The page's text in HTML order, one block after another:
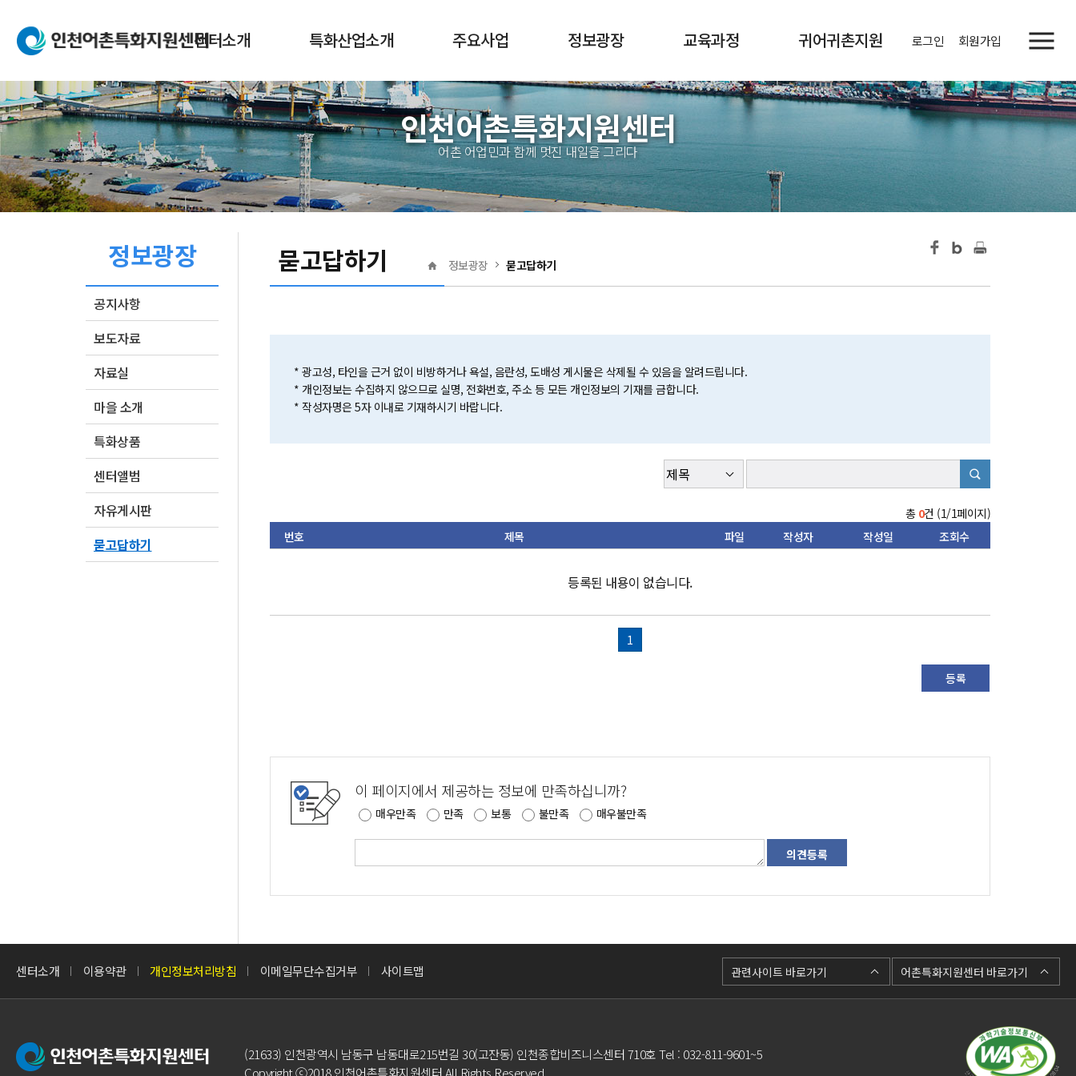
센터소개
인사말
설립목적
센터업무
조직도
오시는길
특화산업소개
어촌특화산업이란?
어촌특화산업 지원정책
어촌특화지원센터
주요사업
어촌특화지원
역량강화
어촌특화상품 활성화
어촌발전 정책지원
정보광장
공지사항
보도자료
자료실
마을 소개
특화상품
묻고답하기
교육과정
교육정보
수강현황
수료증발급
귀어귀촌지원
사업소개
귀어소식
자주묻는질문
로그인 회원가입
전체메뉴
인천어촌특화지원센터
어촌 어업민과 함께 멋진 내일을 그리다
정보광장
공지사항
보도자료
자료실
마을 소개
특화상품
센터앨범
자유게시판
묻고답하기
페이스북네이버블로그
인쇄 묻고답하기 정보광장 묻고답하기
* 광고성, 타인을 근거 없이 비방하거나 욕설, 음란성, 도배성 게시물은 삭제될 수 있음을 알려드립니다.
* 개인정보는 수집하지 않으므로 실명, 전화번호, 주소 등 모든 개인정보의 기재를 금합니다.
* 작성자명은 5자 이내로 기재하시기 바랍니다.
총 0건 (1/1페이지)
번호
제목 파일 작성자 작성일 조회수
등록된 내용이 없습니다.
1
등록
이 페이지에서 제공하는 정보에 만족하십니까?
매우만족 만족 보통 불만족 매우불만족
센터소개 이용약관 개인정보처리방침 이메일무단수집거부 사이트맵 관련사이트 바로가기 어촌특화지원센터 바로가기
(21633) 인천광역시 남동구 남동대로215번길 30(고잔동) 인천종합비즈니스센터 710호 Tel : 032-811-9601~5
Copyright ⓒ2018 인천어촌특화지원센터 All Rights Reserved.